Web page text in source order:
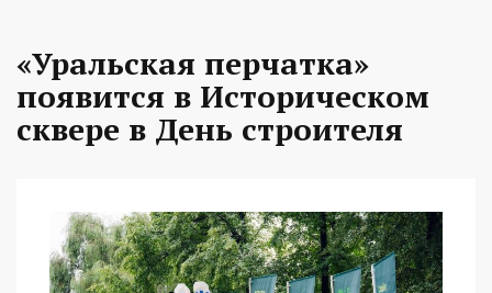
«Уральская перчатка»
появится в Историческом
сквере в День строителя